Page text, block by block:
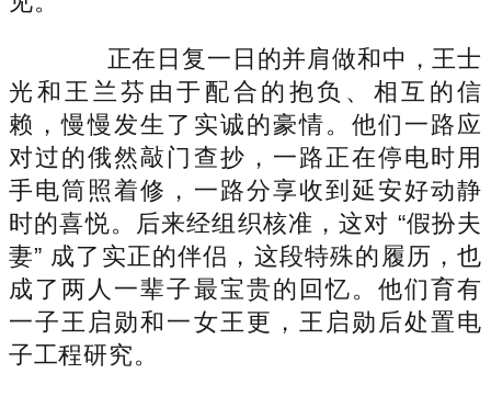
正在日复一日的并肩做和中，王士
光和王兰芬由于配合的抱负、相互的信
赖，慢慢发生了实诚的豪情。他们一路应
对过的俄然敲门查抄，一路正在停电时用
手电筒照着修，一路分享收到延安好动静
时的喜悦。后来经组织核准，这对 “假扮夫
妻” 成了实正的伴侣，这段特殊的履历，也
成了两人一辈子最宝贵的回忆。他们育有
一子王启勋和一女王更，王启勋后处置电
子工程研究。